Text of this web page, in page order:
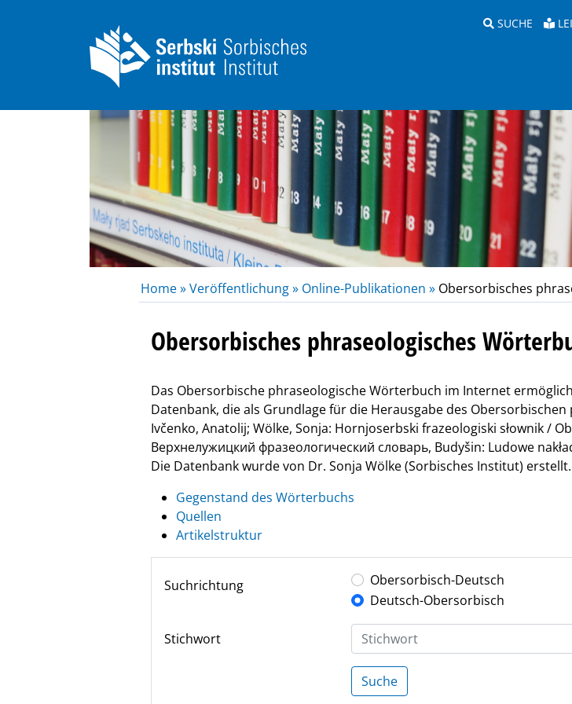
SUCHE
Home »Veröffentlichung » Online-Publikationen » Obersorbisches
Obersorbisches phraseologisches
Das Obersorbische phraseologische Wörterbuch im Internet
Datenbank, die als Grundlage für die Herausgabe des
Ivčenko, Anatolij; Wölke, Sonja: Hornjoserbski frazeologiski słownik /
Верхнелужицкий фразеологический словарь, Budyšin: Ludowe
Die Datenbank wurde von Dr. Sonja Wölke (Sorbisches Institut) erstellt.
Gegenstand des Wörterbuchs
Quellen
Artikelstruktur
Suchrichtung
Obersorbisch-Deutsch
Deutsch-Obersorbisch
Stichwort
Suche